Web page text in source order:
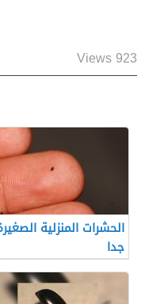
923 Views
الحشرات المنزلية
جدا